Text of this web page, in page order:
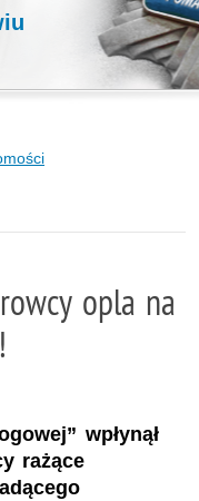
opla na
wpłynął
rażące